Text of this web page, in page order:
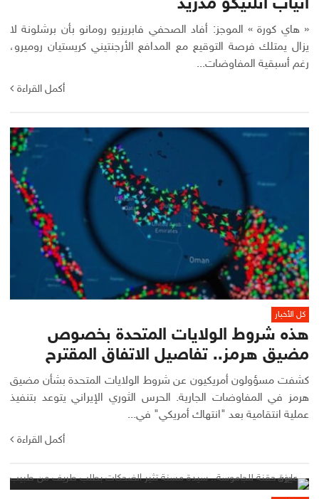
أنياب أتلتيكو مدريد
« هاي كورة » الموجز: أفاد الصحفي فابريزيو رومانو بأن برشلونة لا
يزال يمتلك فرصة التوقيع مع المدافع الأرجنتيني كريستيان روميرو،
رغم أسبقية المفاوضات...
أكمل القراءة
كل الأخبار
هذه شروط الولايات المتحدة بخصوص
مضيق هرمز.. تفاصيل الاتفاق المقترح
كشفت مسؤولون أمريكيون عن شروط الولايات المتحدة بشأن مضيق
هرمز في المفاوضات الجارية. الحرس الثوري الإيراني يتوعد بتنفيذ
عملية انتقامية بعد "انتهاك أمريكي" في...
أكمل القراءة